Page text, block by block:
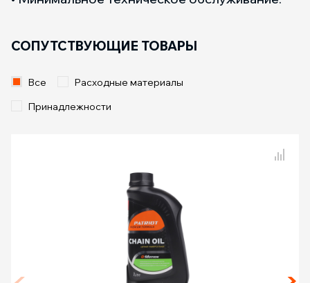
СОПУТСТВУЮЩИЕ ТОВАРЫ
Все
Расходные материалы
Принадлежности